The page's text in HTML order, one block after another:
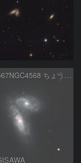
NGC4567NGC4568 ちょう銀河